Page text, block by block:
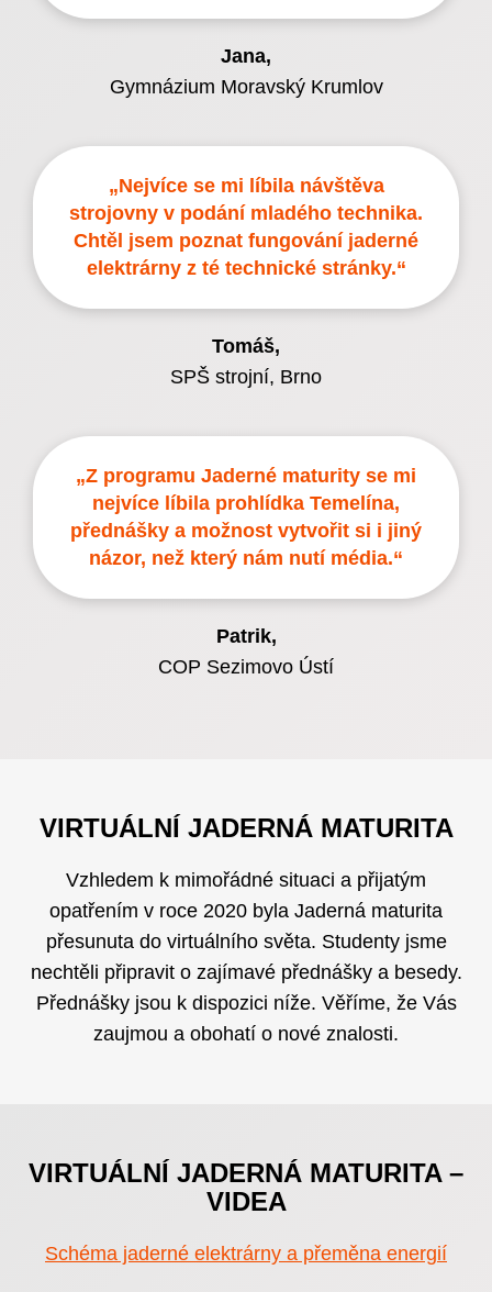
Jana,
Gymnázium Moravský Krumlov
„Nejvíce se mi líbila návštěva
strojovny v podání mladého technika.
Chtěl jsem poznat fungování jaderné
elektrárny z té technické stránky.“
Tomáš,
SPŠ strojní, Brno
„Z programu Jaderné maturity se mi
nejvíce líbila prohlídka Temelína,
přednášky a možnost vytvořit si i jiný
názor, než který nám nutí média.“
Patrik,
COP Sezimovo Ústí
VIRTUÁLNÍ JADERNÁ MATURITA
Vzhledem k mimořádné situaci a přijatým
opatřením v roce 2020 byla Jaderná maturita
přesunuta do virtuálního světa. Studenty jsme
nechtěli připravit o zajímavé přednášky a besedy.
Přednášky jsou k dispozici níže. Věříme, že Vás
zaujmou a obohatí o nové znalosti.
VIRTUÁLNÍ JADERNÁ MATURITA –
VIDEA
Schéma jaderné elektrárny a přeměna energií